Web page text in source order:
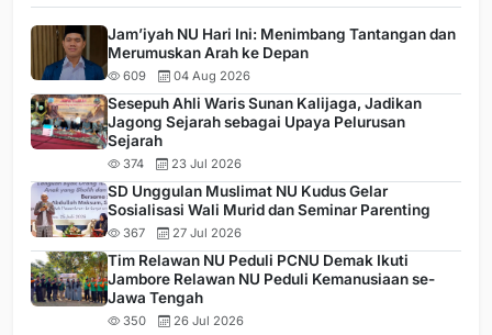
Jam’iyah NU Hari Ini: Menimbang Tantangan dan
Merumuskan Arah ke Depan
609 04 Aug 2026
Sesepuh Ahli Waris Sunan Kalijaga, Jadikan
Jagong Sejarah sebagai Upaya Pelurusan
Sejarah
374 23 Jul 2026
SD Unggulan Muslimat NU Kudus Gelar
Sosialisasi Wali Murid dan Seminar Parenting
367 27 Jul 2026
Tim Relawan NU Peduli PCNU Demak Ikuti
Jambore Relawan NU Peduli Kemanusiaan se-
Jawa Tengah
350 26 Jul 2026